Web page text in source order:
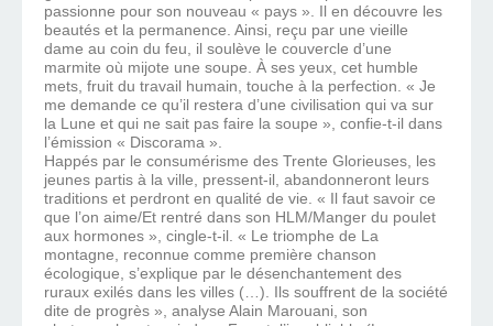
passionne pour son nouveau « pays ». Il en découvre les
beautés et la permanence. Ainsi, reçu par une vieille
dame au coin du feu, il soulève le couvercle d’une
marmite où mijote une soupe. À ses yeux, cet humble
mets, fruit du travail humain, touche à la perfection. « Je
me demande ce qu’il restera d’une civilisation qui va sur
la Lune et qui ne sait pas faire la soupe », confie-t-il dans
l’émission « Discorama ».
Happés par le consumérisme des Trente Glorieuses, les
jeunes partis à la ville, pressent-il, abandonneront leurs
traditions et perdront en qualité de vie. « Il faut savoir ce
que l’on aime/Et rentré dans son HLM/Manger du poulet
aux hormones », cingle-t-il. « Le triomphe de La
montagne, reconnue comme première chanson
écologique, s’explique par le désenchantement des
ruraux exilés dans les villes (…). Ils souffrent de la société
dite de progrès », analyse Alain Marouani, son